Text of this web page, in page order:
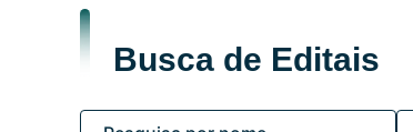
Busca de Editais